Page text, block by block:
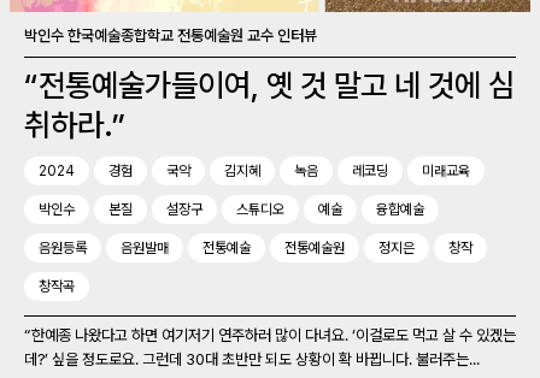
박인수 한국예술종합학교 전통예술원 교수 인터뷰
“전통예술가들이여, 옛 것 말고 네 것에 심
취하라.”
2024 경험 국악 김지혜 녹음 레코딩 미래교육
박인수 본질 설장구 스튜디오 예술 융합예술
음원등록 음원발매 전통예술 전통예술원 정지은 창작
창작곡
“한예종 나왔다고 하면 여기저기 연주하러 많이 다녀요. ‘이걸로도 먹고 살 수 있겠는
데?’ 싶을 정도로요. 그런데 30대 초반만 되도 상황이 확 바뀝니다. 불러주는...